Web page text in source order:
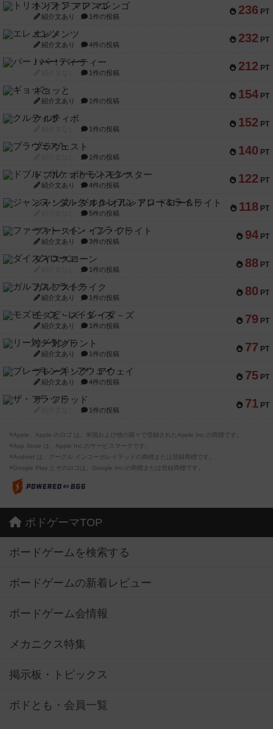
236 PT
トリオンフ ア マレンゴ
紹介文あり 1件の投稿
232 PT
エレメンツ
紹介文あり 4件の投稿
212 PT
バー！パーティー
1件の投稿
154 PT
ギョッと
紹介文あり 1件の投稿
152 PT
クルティボ
1件の投稿
140 PT
ブラヴェスト
1件の投稿
122 PT
ドブル：ポケットモンスター
紹介文あり 4件の投稿
118 PT
ジャンヌ・ダルク-オルレアン ドロー＆ライト
5件の投稿
94 PT
ファースト・イン・フライト
紹介文あり 3件の投稿
88 PT
ダイススローン
1件の投稿
80 PT
ガルフストライク
紹介文あり 1件の投稿
79 PT
モズビ－ズ・レイダ－ズ
紹介文あり 1件の投稿
77 PT
リー対グラント
紹介文あり 1件の投稿
75 PT
ブレーキング・アウェイ
紹介文あり 4件の投稿
71 PT
ザ・フラッド
1件の投稿
※Apple、Apple のロゴ は、米国および他の国々で登録されたApple Inc.の商標です。
※App Store は、Apple Inc.のサービスマークです。
※Android は、グーグル インコーポレイテッドの商標または登録商標です。
※Google Play とそのロゴは、Google Inc.の商標または登録商標です。
ボドゲーマTOP
ボードゲームを検索する
ボードゲームの新着レビュー
ボードゲーム会情報
メカニクス特集
掲示板・トピックス
ボドとも・会員一覧